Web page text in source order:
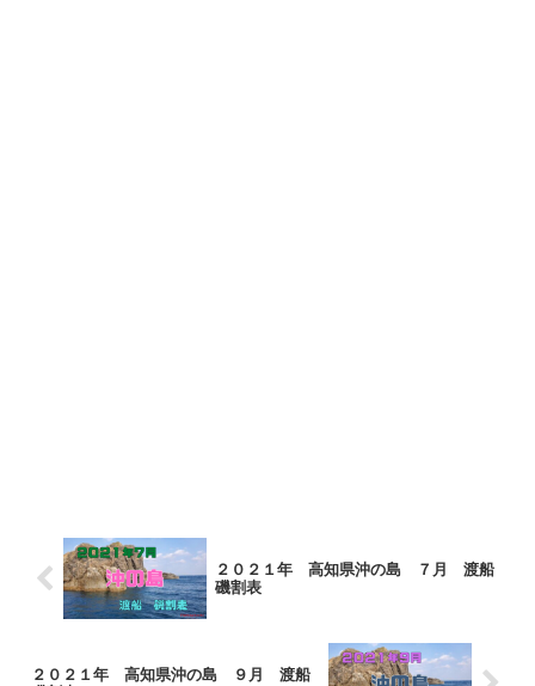
２０２１年 高知県沖の島 ７月 渡船
磯割表
２０２１年 高知県沖の島 ９月 渡船